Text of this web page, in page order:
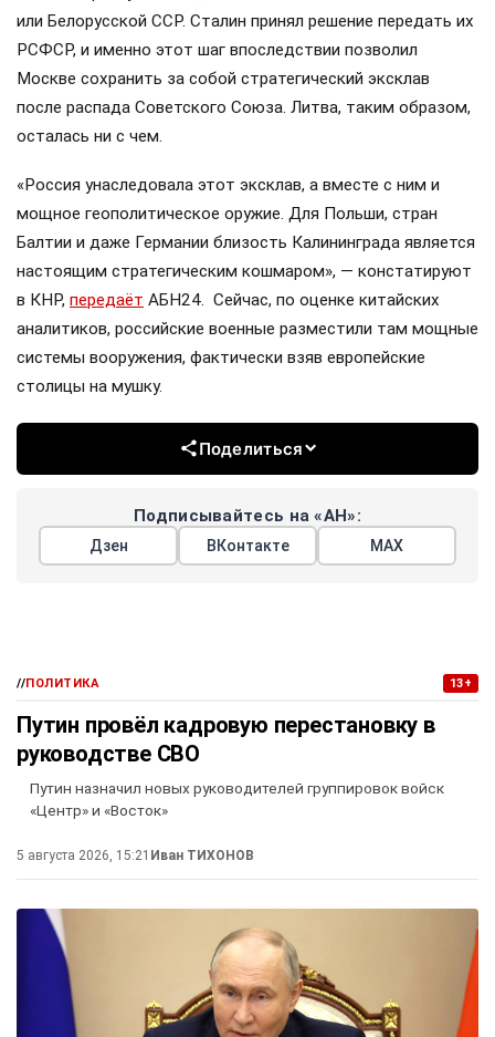
или Белорусской ССР. Сталин принял решение передать их
РСФСР, и именно этот шаг впоследствии позволил
Москве сохранить за собой стратегический эксклав
после распада Советского Союза. Литва, таким образом,
осталась ни с чем.
«Россия унаследовала этот эксклав, а вместе с ним и
мощное геополитическое оружие. Для Польши, стран
Балтии и даже Германии близость Калининграда является
настоящим стратегическим кошмаром», — констатируют
в КНР, передаёт АБН24. Сейчас, по оценке китайских
аналитиков, российские военные разместили там мощные
системы вооружения, фактически взяв европейские
столицы на мушку.
Поделиться
Подписывайтесь на «АН»:
Дзен ВКонтакте МАХ
//ПОЛИТИКА 13+
Путин провёл кадровую перестановку в
руководстве СВО
Путин назначил новых руководителей группировок войск
«Центр» и «Восток»
5 августа 2026, 15:21 Иван ТИХОНОВ